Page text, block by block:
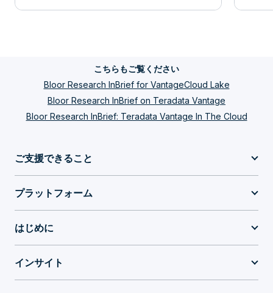
こちらもご覧ください
Bloor Research InBrief for VantageCloud Lake
Bloor Research InBrief on Teradata Vantage
Bloor Research InBrief: Teradata Vantage In The Cloud
ご支援できること
プラットフォーム
はじめに
インサイト